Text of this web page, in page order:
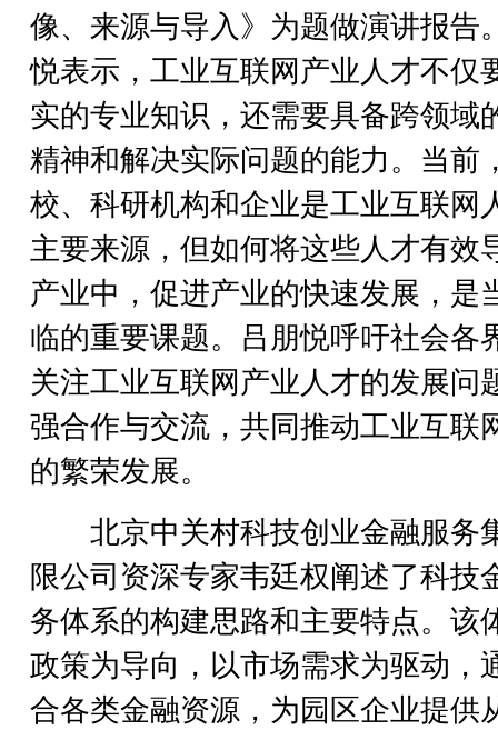
像、来源与导入》为题做演讲报告
悦表示，工业互联网产业人才不仅
实的专业知识，还需要具备跨领域
精神和解决实际问题的能力。当前
校、科研机构和企业是工业互联网
主要来源，但如何将这些人才有效
产业中，促进产业的快速发展，是
临的重要课题。吕朋悦呼吁社会各
关注工业互联网产业人才的发展问
强合作与交流，共同推动工业互联
的繁荣发展。
北京中关村科技创业金融服务
限公司资深专家韦廷权阐述了科技
务体系的构建思路和主要特点。该
政策为导向，以市场需求为驱动，
合各类金融资源，为园区企业提供